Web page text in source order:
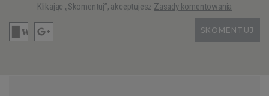
Klikając „Skomentuj”, akceptujesz Zasady komentowania
SKOMENTUJ